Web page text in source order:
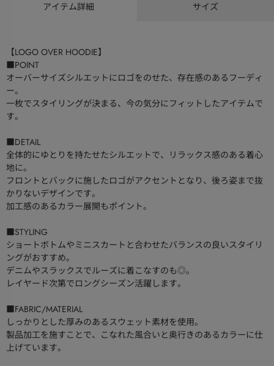
アイテム詳細 サイズ
【LOGO OVER HOODIE】
■POINT
オーバーサイズシルエットにロゴをのせた、存在感のあるフーディ
ー。
一枚でスタイリングが決まる、今の気分にフィットしたアイテムで
す。
■DETAIL
全体的にゆとりを持たせたシルエットで、リラックス感のある着心
地に。
フロントとバックに施したロゴがアクセントとなり、後ろ姿まで抜
かりないデザインです。
加工感のあるカラー展開もポイント。
■STYLING
ショートボトムやミニスカートと合わせたバランスの良いスタイリ
ングがおすすめ。
デニムやスラックスでルーズに着こなすのも◎。
レイヤード次第でロングシーズン活躍します。
■FABRIC/MATERIAL
しっかりとした厚みのあるスウェット素材を使用。
製品加工を施すことで、こなれた風合いと奥行きのあるカラーに仕
上げています。